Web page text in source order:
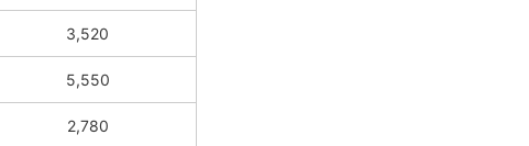
3,520
5,550
2,780